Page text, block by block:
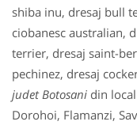
shiba inu, dresaj bull
ciobanesc australian,
terrier, dresaj saint-
pechinez, dresaj
judet Botosani din
Dorohoi, Flamanzi,